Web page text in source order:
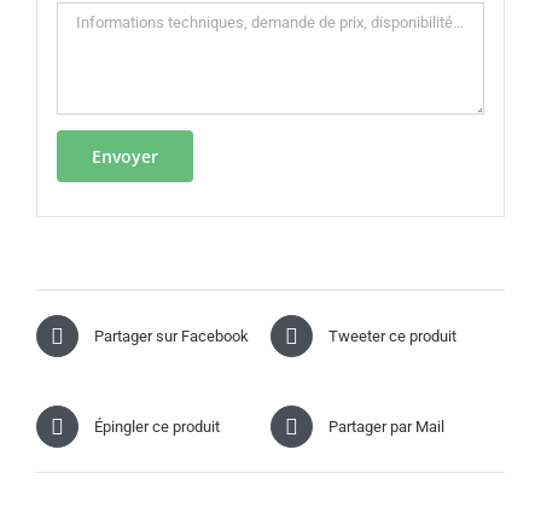
Partager sur Facebook Tweeter ce produit
Épingler ce produit Partager par Mail